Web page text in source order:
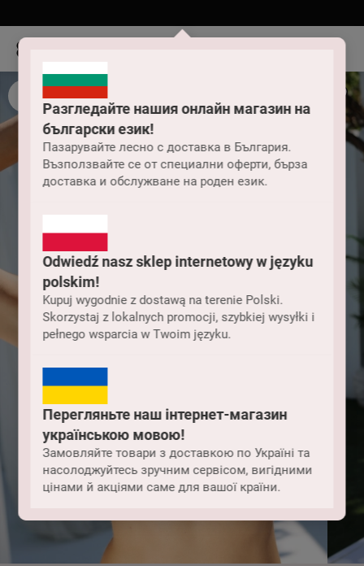
Разгледайте нашия онлайн магазин на
български език!
Пазарувайте лесно с доставка в България.
Възползвайте се от специални оферти, бърза
доставка и обслужване на роден език.
Odwiedź nasz sklep internetowy w języku
polskim!
Kupuj wygodnie z dostawą na terenie Polski.
Skorzystaj z lokalnych promocji, szybkiej wysyłki i
pełnego wsparcia w Twoim języku.
Перегляньте наш інтернет-магазин
українською мовою!
Замовляйте товари з доставкою по Україні та
насолоджуйтесь зручним сервісом, вигідними
цінами й акціями саме для вашої країни.